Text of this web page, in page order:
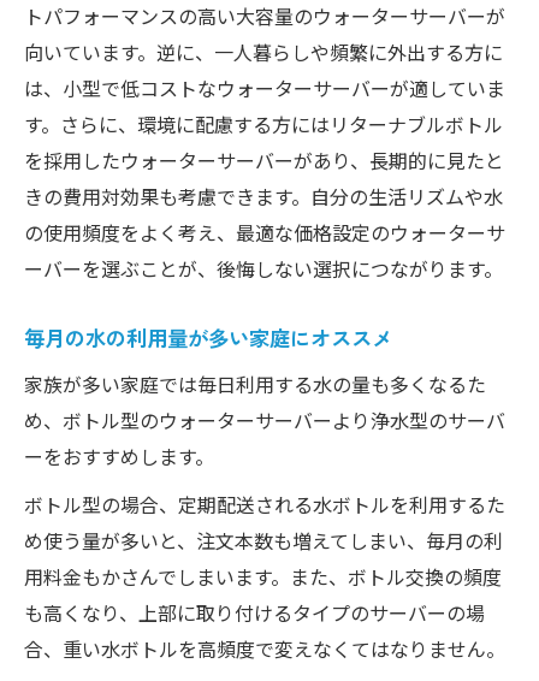
トパフォーマンスの高い大容量のウォーターサーバーが
向いています。逆に、一人暮らしや頻繁に外出する方に
は、小型で低コストなウォーターサーバーが適していま
す。さらに、環境に配慮する方にはリターナブルボトル
を採用したウォーターサーバーがあり、長期的に見たと
きの費用対効果も考慮できます。自分の生活リズムや水
の使用頻度をよく考え、最適な価格設定のウォーターサ
ーバーを選ぶことが、後悔しない選択につながります。
毎月の水の利用量が多い家庭にオススメ
家族が多い家庭では毎日利用する水の量も多くなるた
め、ボトル型のウォーターサーバーより浄水型のサーバ
ーをおすすめします。
ボトル型の場合、定期配送される水ボトルを利用するた
め使う量が多いと、注文本数も増えてしまい、毎月の利
用料金もかさんでしまいます。また、ボトル交換の頻度
も高くなり、上部に取り付けるタイプのサーバーの場
合、重い水ボトルを高頻度で変えなくてはなりません。